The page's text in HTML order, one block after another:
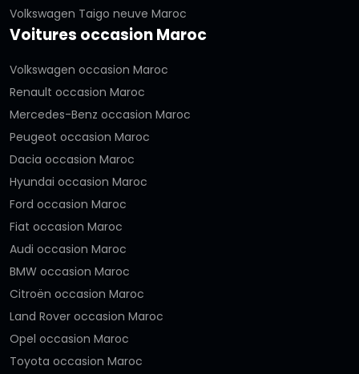
Volkswagen Taigo neuve Maroc
Voitures occasion Maroc
Volkswagen occasion Maroc
Renault occasion Maroc
Mercedes-Benz occasion Maroc
Peugeot occasion Maroc
Dacia occasion Maroc
Hyundai occasion Maroc
Ford occasion Maroc
Fiat occasion Maroc
Audi occasion Maroc
BMW occasion Maroc
Citroën occasion Maroc
Land Rover occasion Maroc
Opel occasion Maroc
Toyota occasion Maroc